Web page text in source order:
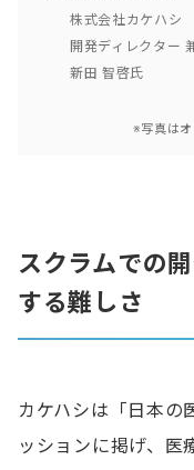
株式会社カケハシ
開発ディレクター
新田 智啓氏
※写真は
スクラムでの
する難しさ
カケハシは「日本の
ッションに掲げ、医